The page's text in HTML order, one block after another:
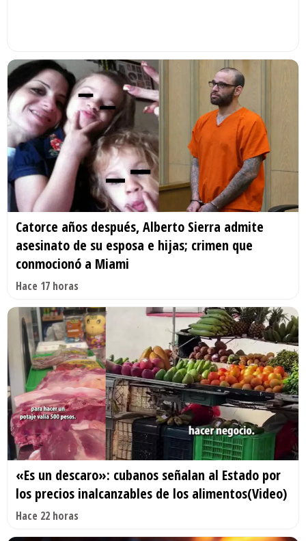
Catorce años después, Alberto Sierra admite
asesinato de su esposa e hijas; crimen que
conmocionó a Miami
Hace 17 horas
«Es un descaro»: cubanos señalan al Estado por
los precios inalcanzables de los alimentos(Video)
Hace 22 horas